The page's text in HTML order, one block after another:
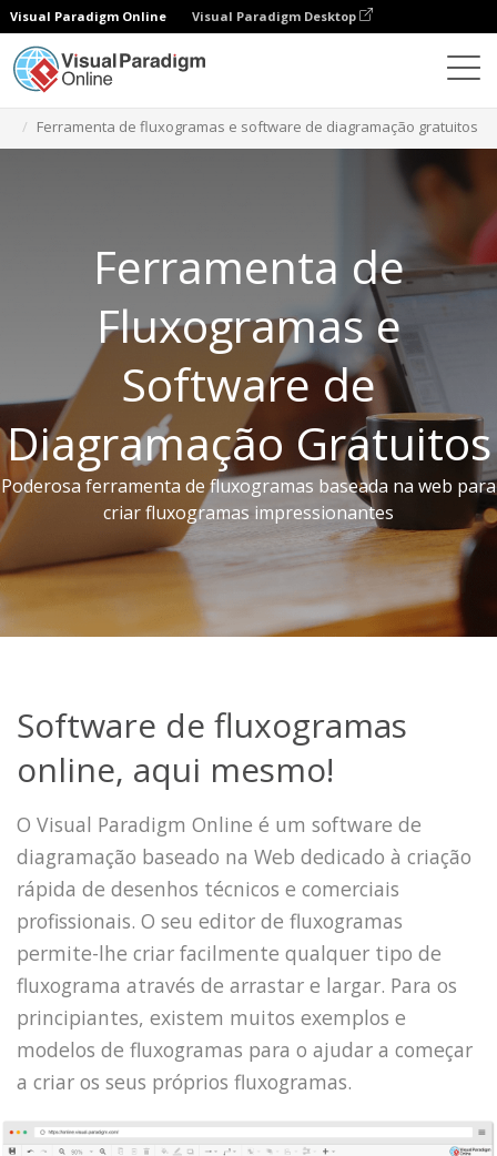
Visual Paradigm Online Visual Paradigm Desktop
Ferramenta de fluxogramas e software de diagramação gratuitos
Ferramenta de
Fluxogramas e
Software de
Diagramação Gratuitos
Poderosa ferramenta de fluxogramas baseada na web para
criar fluxogramas impressionantes
Software de fluxogramas
online, aqui mesmo!
O Visual Paradigm Online é um software de
diagramação baseado na Web dedicado à criação
rápida de desenhos técnicos e comerciais
profissionais. O seu editor de fluxogramas
permite-lhe criar facilmente qualquer tipo de
fluxograma através de arrastar e largar. Para os
principiantes, existem muitos exemplos e
modelos de fluxogramas para o ajudar a começar
a criar os seus próprios fluxogramas.